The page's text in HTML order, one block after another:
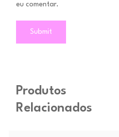
eu comentar.
Produtos
Relacionados